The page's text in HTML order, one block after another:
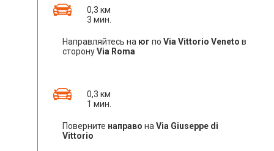
0,3 км
3 мин.
Направляйтесь на юг по Via Vittorio Veneto в
сторонуVia Roma
0,3 км
1 мин.
Поверните направо на Via Giuseppe di
Vittorio